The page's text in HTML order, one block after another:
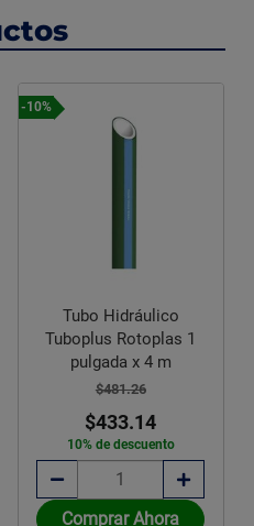
-10%
Tubo Hidráulico
Tuboplus Rotoplas 1
pulgada x 4 m
$481.26
$433.14
10% de descuento
Comprar Ahora